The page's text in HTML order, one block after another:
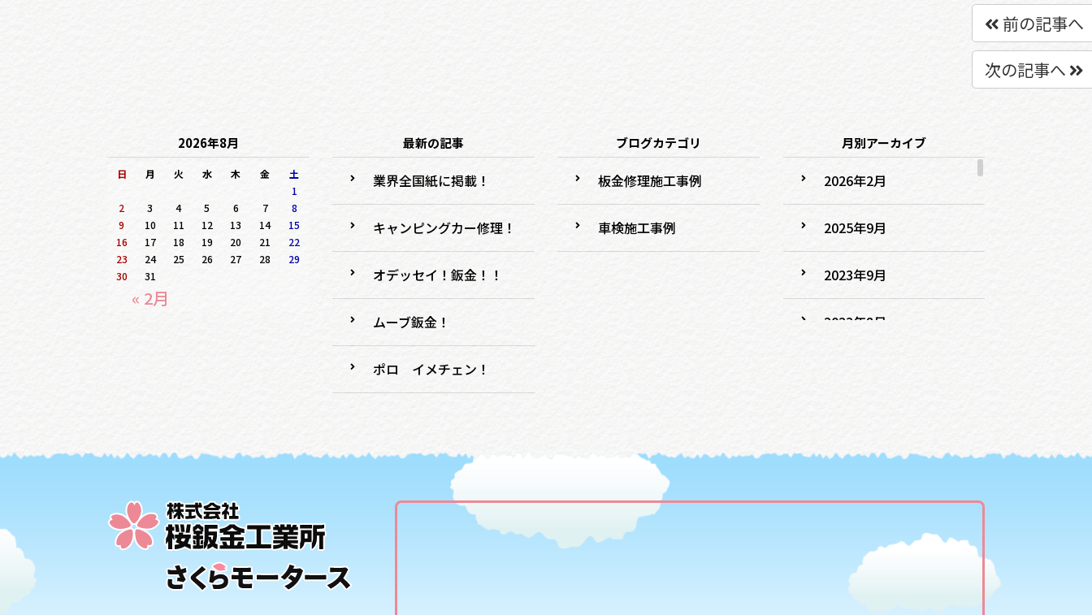
前の記事へ
次の記事へ
2026年8月
日 月 火 水 木 金 土
« 2月
1
2
3 4 5 6 7
8
9
10 11 12 13 14
15
16
17 18 19 20 21
22
23
24 25 26 27 28
29
30
31
最新の記事
業界全国紙に掲載！
キャンピングカー修理！
オデッセイ！鈑金！！
ムーブ鈑金！
ポロ イメチェン！
ブログカテゴリ
板金修理施工事例
車検施工事例
月別アーカイブ
2026年2月
2025年9月
2023年9月
2023年8月
2022年3月
2022年1月